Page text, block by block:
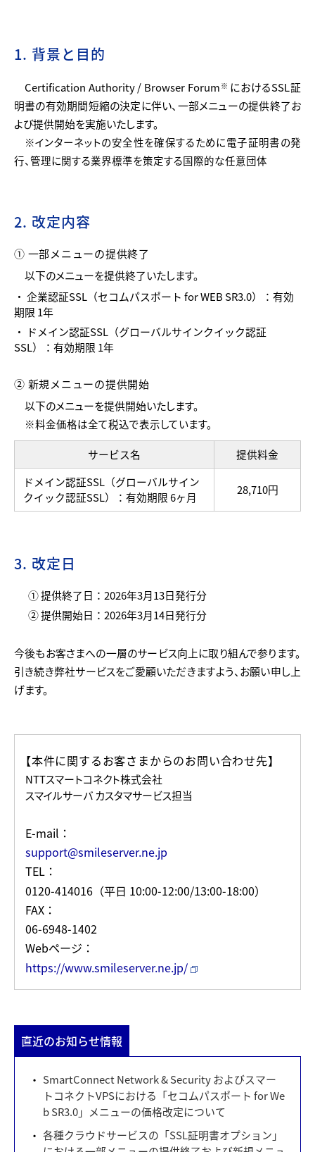
1. 背景と目的
Certification Authority / Browser Forum ※ におけるSSL証
明書の有効期間短縮の決定に伴い、一部メニューの提供終了お
よび提供開始を実施いたします。
※インターネットの安全性を確保するために電子証明書の発
行、管理に関する業界標準を策定する国際的な任意団体
2. 改定内容
① 一部メニューの提供終了
以下のメニューを提供終了いたします。
・ 企業認証SSL（セコムパスポート for WEB SR3.0）：有効
期限 1年
・ ドメイン認証SSL（グローバルサインクイック認証
SSL）：有効期限 1年
② 新規メニューの提供開始
以下のメニューを提供開始いたします。
※料金価格は全て税込で表示しています。
サービス名
提供料金
ドメイン認証SSL（グローバルサイン
クイック認証SSL）：有効期限 6ヶ月
28,710円
3. 改定日
① 提供終了日：2026年3月13日発行分
② 提供開始日：2026年3月14日発行分
今後もお客さまへの一層のサービス向上に取り組んで参ります。
引き続き弊社サービスをご愛顧いただきますよう、お願い申し上
げます。
【本件に関するお客さまからのお問い合わせ先】
NTTスマートコネクト株式会社
スマイルサーバ カスタマサービス担当
E-mail
support@smileserver.ne.jp
TEL
0120-414016（平日 10:00-12:00/13:00-18:00）
FAX
06-6948-1402
Webページ
https://www.smileserver.ne.jp/
直近のお知らせ情報
SmartConnect Network & Security およびスマー
トコネクトVPSにおける「セコムパスポート for We
b SR3.0」メニューの価格改定について
各種クラウドサービスの「SSL証明書オプション」